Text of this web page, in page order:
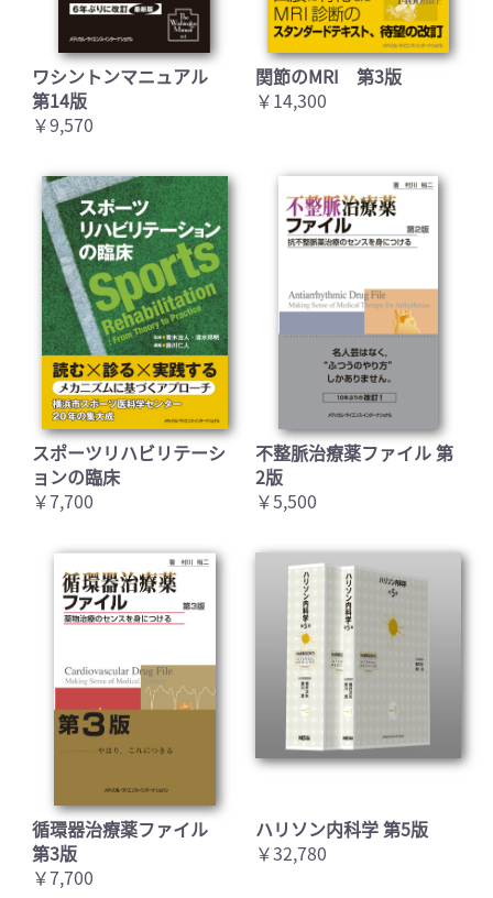
ワシントンマニュアル
第14版
￥9,570
関節のMRI 第3版
￥14,300
スポーツリハビリテーシ
ョンの臨床
￥7,700
不整脈治療薬ファイル 第
2版
￥5,500
循環器治療薬ファイル
第3版
￥7,700
ハリソン内科学 第5版
￥32,780